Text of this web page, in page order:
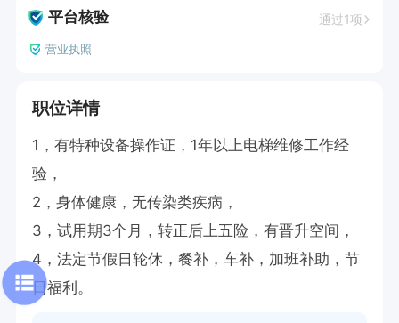
平台核验 通过1项
营业执照
职位详情
1，有特种设备操作证，1年以上电梯维修工作经
验，
2，身体健康，无传染类疾病，
3，试用期3个月，转正后上五险，有晋升空间，
4，法定节假日轮休，餐补，车补，加班补助，节
日福利。